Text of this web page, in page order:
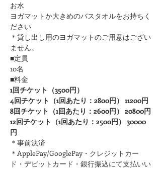
お水
ヨガマットか大きめのバスタオルをお持ちく
ださい
＊貸し出し用のヨガマットのご用意はござい
ません。
■定員
10名
■料金
1回チケット（3500円）
4回チケット（1回あたり：2800円） 11200円
8回チケット（1回あたり：2600円） 20800円
12回チケット（1回あたり：2500円） 30000
円
＊事前決済
＊ApplePay/GooglePay・クレジットカー
ド・デビットカード・銀行振込にて支払いい